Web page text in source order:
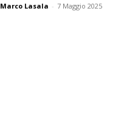
Marco Lasala - 7 Maggio 2025